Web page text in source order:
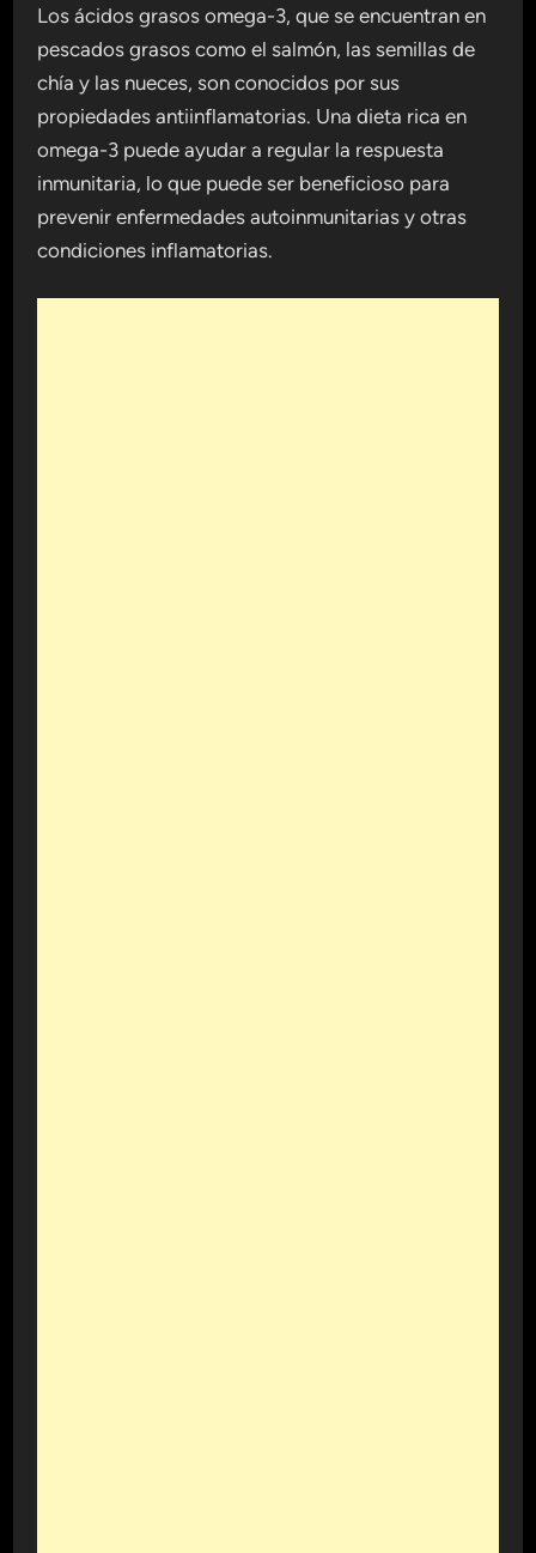
Los ácidos grasos omega-3, que se encuentran en
pescados grasos como el salmón, las semillas de
chía y las nueces, son conocidos por sus
propiedades antiinflamatorias. Una dieta rica en
omega-3 puede ayudar a regular la respuesta
inmunitaria, lo que puede ser beneficioso para
prevenir enfermedades autoinmunitarias y otras
condiciones inflamatorias.